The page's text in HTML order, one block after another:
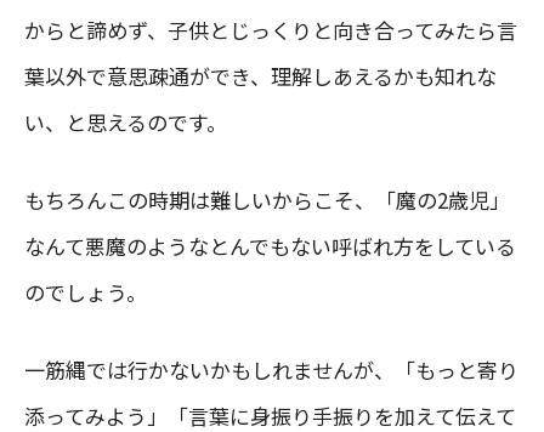
からと諦めず、子供とじっくりと向き合ってみたら言
葉以外で意思疎通ができ、理解しあえるかも知れな
い、と思えるのです。
もちろんこの時期は難しいからこそ、「魔の2歳児」
なんて悪魔のようなとんでもない呼ばれ方をしている
のでしょう。
一筋縄では行かないかもしれませんが、「もっと寄り
添ってみよう」「言葉に身振り手振りを加えて伝えて